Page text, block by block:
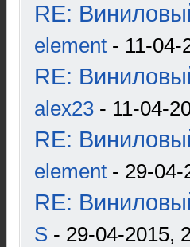
RE:
element - 11-04-
RE:
alex23 - 11-04-
RE:
element - 29-04-
RE:
S - 29-04-2015,